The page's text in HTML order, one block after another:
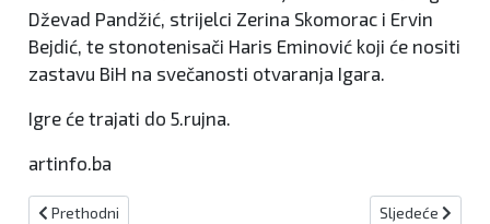
Dževad Pandžić, strijelci Zerina Skomorac i Ervin
Bejdić, te stonotenisači Haris Eminović koji će nositi
zastavu BiH na svečanosti otvaranja Igara.
Igre će trajati do 5.rujna.
artinfo.ba
Prethodni članak: Grgić u U21 reprezentaciji BiH !
Prethodni Sljedeći članak:
Sljedeće